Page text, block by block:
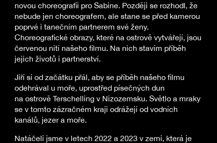
novou choreografii pro Sabine. Později se rozhodl, že
nebude jen choreografem, ale stane se před kamerou
poprvé i tanečním partnerem své ženy.
Choreografické obrazy, které na ostrově vytvářejí, jsou
červenou nití našeho filmu. Na nich stavím příběh
jejich životů i partnerství.
Jiří si od začátku přál, aby se příběh našeho filmu
odehrával u moře, uprostřed písečných dun
na ostrově Terschelling v Nizozemsku. Světlo a mraky
se v tomto zázračném kraji odrážejí od vodních
kanálů, jezer a moře.
Natáčeli jsme v letech 2022 a 2023 v zemi, která je